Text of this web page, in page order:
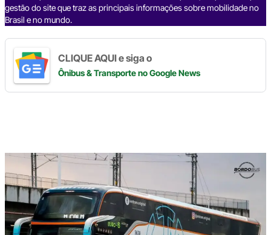
gestão do site que traz as principais informações sobre mobilidade no
Brasil e no mundo.
CLIQUE AQUI e siga o
Ônibus & Transporteno Google News
Digite
aqui
o
seu
e-
mail